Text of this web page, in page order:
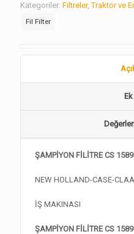
Kategoriler: Filtreler,Traktör ve
Fil Filter
ŞAMPİYON FİLİTRE CS
NEW HOLLAND-CASE-
İŞ MAKINASI
ŞAMPİYON FİLİTRE CS